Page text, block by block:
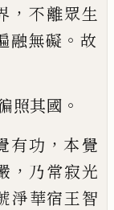
， 不離眾生
融無礙 。 故
照其國 。
有功 ， 本覺
， 乃常寂光
淨華宿王智